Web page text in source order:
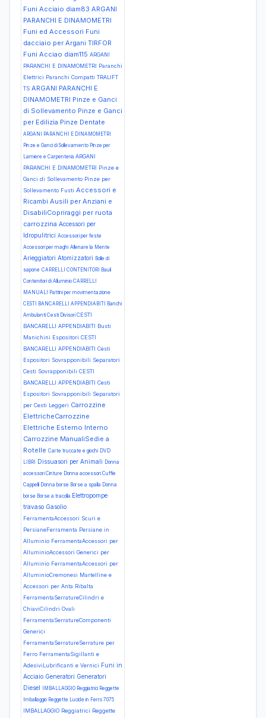
Funi Acciaio diam83 ARGANI
PARANCHI E DINAMOMETRI
Funi ed Accessori Funi
dacciaio per Argani TIRFOR
Funi Acciao diam115 ARGANI
PARANCHI E DINAMOMETRI Paranchi
Elettrici Paranchi Compatti TRALIFT
TS ARGANI PARANCHI E
DINAMOMETRI Pinze e Ganci
di Sollevamento Pinze e Ganci
per Edilizia Pinze Dentate
ARGANI PARANCHI E DINAMOMETRI
Pinze e Ganci di Sollevamento Pinze per
Lamiere e Carpenteria ARGANI
PARANCHI E DINAMOMETRI Pinze e
Ganci di Sollevamento Pinze per
Sollevamento Fusti Accessori e
Ricambi Ausili per Anziani e
DisabiliCopriraggi per ruota
carrozzina Accessori per
Idropulitrici Accessori per feste
Accessori per maghi Allenare la Mente
Arieggiatori Atomizzatori Bolle di
sapone CARRELLI CONTENITORI Bauli
Contenitori di Alluminio CARRELLI
MANUALI Pattini per movimentazione
CESTI BANCARELLI APPENDIABITI Banchi
Ambulanti Cesti DivisoriCESTI
BANCARELLI APPENDIABITI Busti
Manichini Espositori CESTI
BANCARELLI APPENDIABITI Cesti
Espositori Sovrapponibili Separatori
Cesti Sovrapponibili CESTI
BANCARELLI APPENDIABITI Cesti
Espositori Sovrapponibili Separatori
per Cesti Leggeri Carrozzine
ElettricheCarrozzine
Elettriche Esterno Interno
Carrozzine ManualiSedie a
Rotelle Carte truccate e giochi DVD
LIBRI
Dissuasori per Animali Donna
accessori Cinture Donna accessori Cuffie
Cappelli Donna borse Borse a spalla Donna
borse Borse a tracolla Elettropompe
travaso Gasolio
FerramentaAccessori Scuri e
PersianeFerramenta Persiane in
Alluminio FerramentaAccessori per
AlluminioAccessori Generici per
Alluminio FerramentaAccessori per
AlluminioCremonesi Martelline e
Accessori per Anta Ribalta
FerramentaSerratureCilindri e
ChiaviCilindri Ovali
FerramentaSerratureComponenti
Generici
FerramentaSerratureSerrature per
Ferro FerramentaSigillanti e
AdesiviLubrificanti e Vernici Funi in
Acciaio Generatori Generatori
Diesel
IMBALLAGGIO Reggiatrici Reggette
Imballaggio Reggette Lucide in Ferro 7075
IMBALLAGGIO Reggiatrici Reggette